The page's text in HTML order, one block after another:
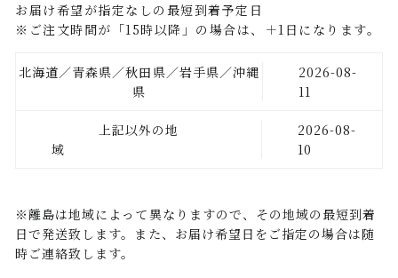
お届け希望が指定なしの最短到着予定日
※ご注文時間が「15時以降」の場合は、＋1日になります。
北海道／青森県／秋田県／岩手県／沖縄
県
2026-08-
11
上記以外の地
域
2026-08-
10
※離島は地域によって異なりますので、その地域の最短到着
日で発送致します。また、お届け希望日をご指定の場合は随
時ご連絡致します。